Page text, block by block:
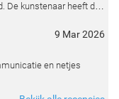
De kunstenaar heeft de
9 Mar 2026
en netjes